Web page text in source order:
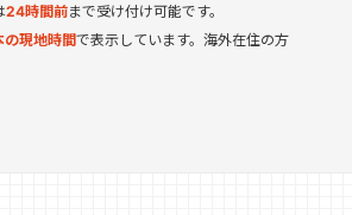
24時間前まで受け付け可能です。
の現地時間で表示しています。海外在住の方